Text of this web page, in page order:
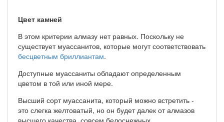
Цвет камней
В этом критерии алмазу нет равных. Поскольку не
существует муассанитов, которые могут соответствовать
бесцветным бриллиантам.
Доступные муассаниты обладают определенным
цветом в той или иной мере.
Высший сорт муассанита, который можно встретить -
это слегка желтоватый, но он будет далек от алмазов
высшего качества, совсем белоснежных.